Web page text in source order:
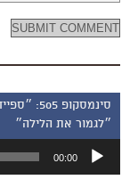
״לגמור את הלילה״
אודיו
00:00